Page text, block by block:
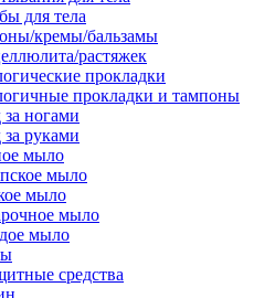
для тела
кремы/бальзамы
растяжек
прокладки
прокладки и тампоны
за ногами
за руками
мыло
мыло
мыло
мыло
мыло
средства